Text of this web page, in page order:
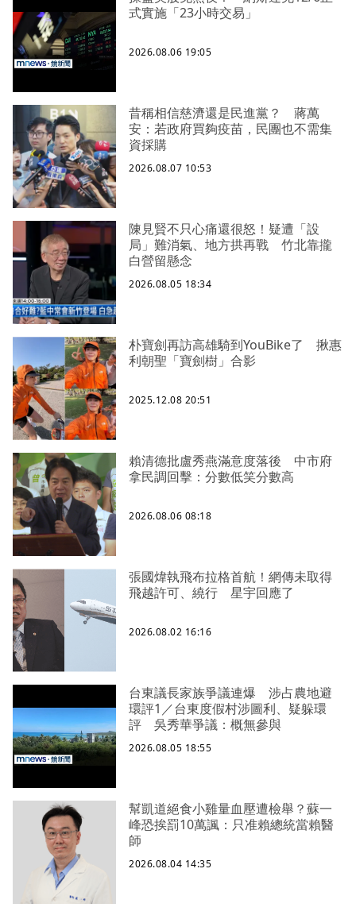
式實施「23小時交易」
2026.08.06 19:05
昔稱相信慈濟還是民進黨？ 蔣萬
安：若政府買夠疫苗，民團也不需集
資採購
2026.08.07 10:53
陳見賢不只心痛還很怒！疑遭「設
局」難消氣、地方拱再戰 竹北靠攏
白營留懸念
2026.08.05 18:34
朴寶劍再訪高雄騎到YouBike了 揪惠
利朝聖「寶劍樹」合影
2025.12.08 20:51
賴清德批盧秀燕滿意度落後 中市府
拿民調回擊：分數低笑分數高
2026.08.06 08:18
張國煒執飛布拉格首航！網傳未取得
飛越許可、繞行 星宇回應了
2026.08.02 16:16
台東議長家族爭議連爆 涉占農地避
環評1／台東度假村涉圖利、疑躲環
評 吳秀華爭議：概無參與
2026.08.05 18:55
幫凱道絕食小雞量血壓遭檢舉？蘇一
峰恐挨罰10萬諷：只准賴總統當賴醫
師
2026.08.04 14:35